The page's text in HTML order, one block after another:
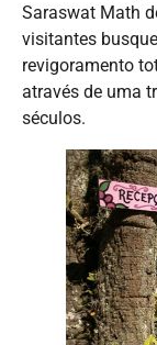
Saraswat Math
visitantes
revigoramento
através de uma
séculos.